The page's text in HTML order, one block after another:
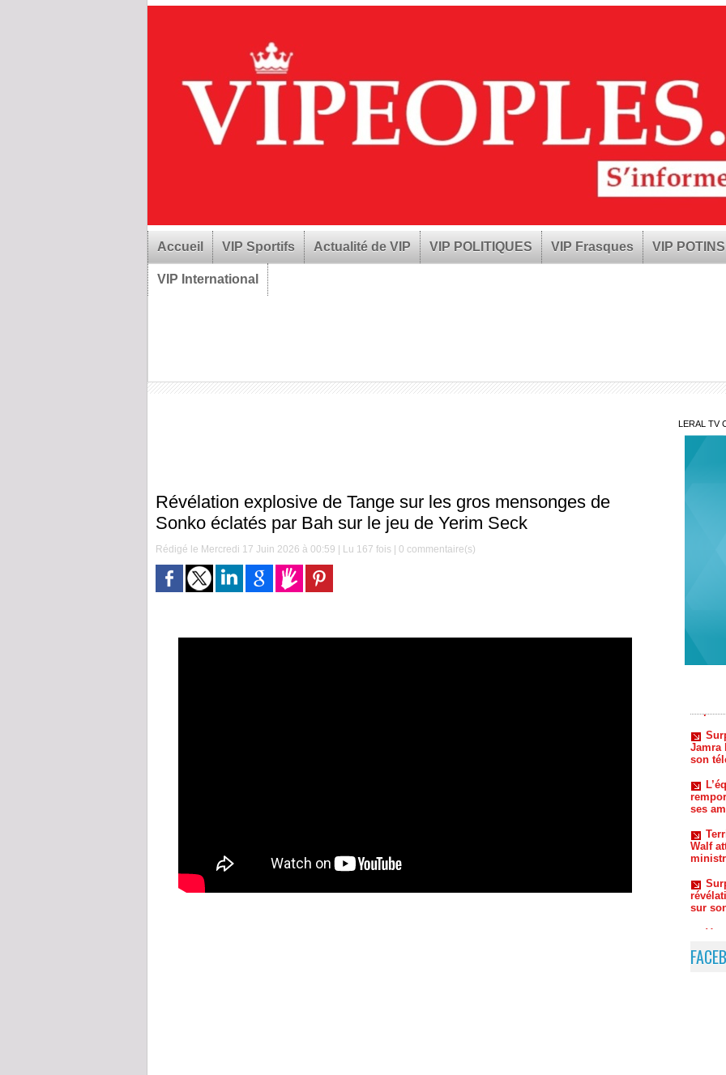
Accueil VIP Sportifs Actualité de VIP VIP POLITIQUES VIP Frasques VIP POTINS
VIP International
Révélation explosive de Tange sur les gros mensonges de
Sonko éclatés par Bah sur le jeu de Yerim Seck
Rédigé le Mercredi 17 Juin 2026 à 00:59 | Lu 167 fois | 0 commentaire(s)
LERAL TV
Pape
son
ses
Walf
sur
envoie